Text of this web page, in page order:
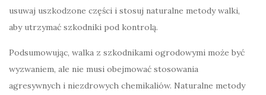
usuwaj uszkodzone części i stosuj naturalne metody walki,
aby utrzymać szkodniki pod kontrolą.
Podsumowując, walka z szkodnikami ogrodowymi może być
wyzwaniem, ale nie musi obejmować stosowania
agresywnych i niezdrowych chemikaliów. Naturalne metody